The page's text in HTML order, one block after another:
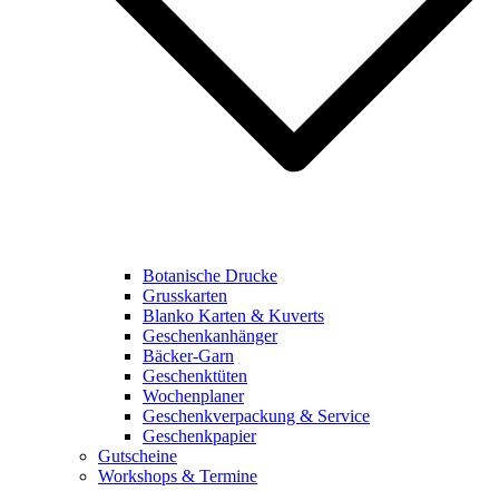
Botanische Drucke
Grusskarten
Blanko Karten & Kuverts
Geschenkanhänger
Bäcker-Garn
Geschenktüten
Wochenplaner
Geschenkverpackung & Service
Geschenkpapier
Gutscheine
Workshops & Termine